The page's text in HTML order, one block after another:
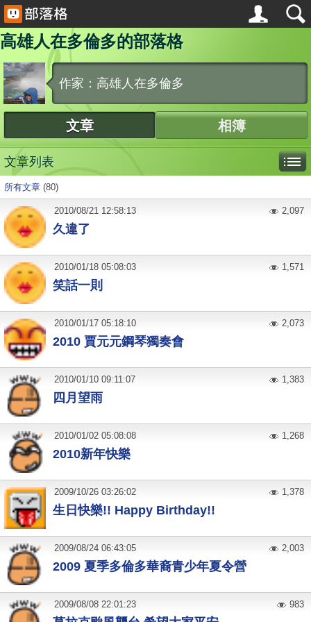
高雄人在多倫多的部落格
作家：高雄人在多倫多
文章 相簿
文章列表
所有文章 (80)
久違了
2010/08/21 12:58:13 2,097
笑話一則
2010/01/18 05:08:03 1,571
2010 賈元元鋼琴獨奏會
2010/01/17 05:18:10 2,073
四月望雨
2010/01/10 09:11:07 1,383
2010新年快樂
2010/01/02 05:08:08 1,268
生日快樂!! Happy Birthday!!
2009/10/26 03:26:02 1,378
2009 夏季多倫多華裔青少年夏令營
2009/08/24 06:43:05 2,003
2009/08/08 22:01:23 983